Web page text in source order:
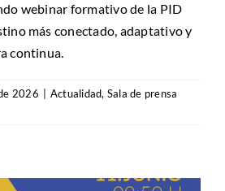
webinar formativo de la PID
más conectado, adaptativo y
continua.
2026 Actualidad, Sala de prensa